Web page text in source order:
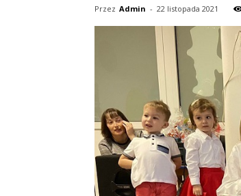
Przez Admin - 22 listopada 2021